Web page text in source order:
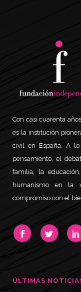
Con casi cuarenta
es la institución
civil en España. A
pensamiento, el
familia, la
humanismo en la
compromiso con el
ÚLTIMAS